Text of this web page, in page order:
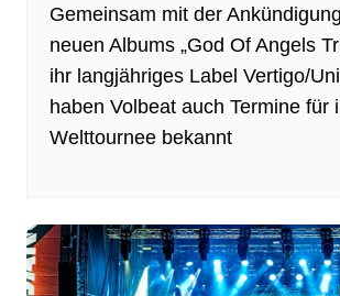
Gemeinsam mit der
neuen Albums „God Of Angels
ihr langjähriges Label Vertigo/
haben Volbeat auch Termine für
Welttournee bekannt